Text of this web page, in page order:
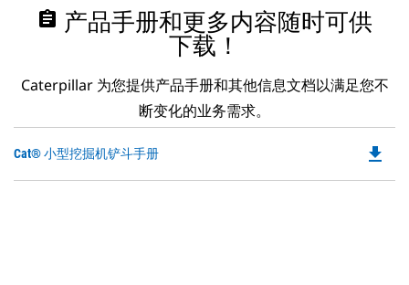
assignment 产品手册和更多内容随时可供
下载！
Caterpillar 为您提供产品手册和其他信息文档以满足您不
断变化的业务需求。
Cat® 小型挖掘机铲斗手册 file_download